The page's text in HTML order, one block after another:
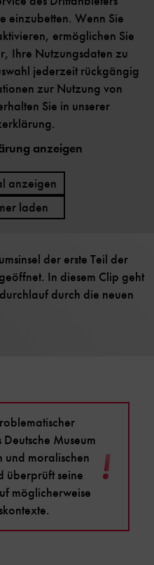
einzubetten. Wenn Sie
ermöglichen Sie
Ihre Nutzungsdaten zu
jederzeit rückgängig
zur Nutzung von
Sie in unserer
anzeigen
anzeigen
laden
der erste Teil der
In diesem Clip geht
durch die neuen
Museum
und moralischen
überprüft seine
möglicherweise